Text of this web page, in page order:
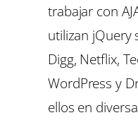
trabajar con
utilizan jQuery
Digg, Netflix,
WordPress y
ellos en